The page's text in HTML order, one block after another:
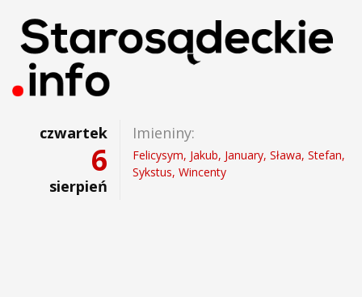
czwartek
6
sierpień
Imieniny:
Felicysym, Jakub, January, Sława, Stefan,
Sykstus, Wincenty